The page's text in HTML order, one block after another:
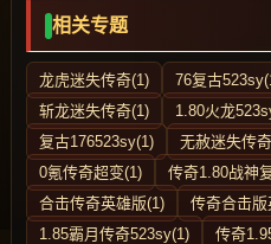
相关专题
龙虎迷失传奇(1) 76复古
斩龙迷失传奇(1)
1.80火龙
复古176523sy(1)
无赦迷失传
0氪传奇超变(1)
传奇1.80战神
合击传奇英雄版(1)
传奇合击版
1.85霸月传奇523sy(1)
传奇